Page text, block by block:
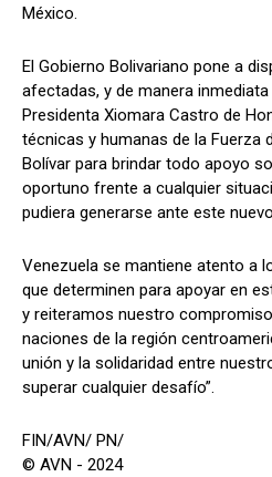
México.
El Gobierno Bolivariano pone a
afectadas, y de manera
Presidenta Xiomara Castro de
técnicas y humanas de la Fuerza
Bolívar para brindar todo apoyo
oportuno frente a cualquier
pudiera generarse ante este
Venezuela se mantiene atento a
que determinen para apoyar en
y reiteramos nuestro
naciones de la región
unión y la solidaridad entre
superar cualquier desafío”.
FIN/AVN/ PN/
© AVN - 2024